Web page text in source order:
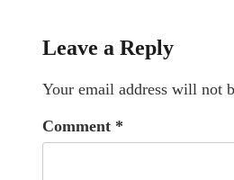
Leave a Reply
Your email address will not
Comment *